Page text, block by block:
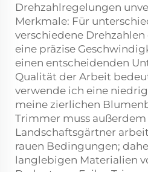
Drehzahlregelungen
Merkmale: Für
verschiedene
eine präzise
einen entscheidenden
Qualität der Arbeit
verwende ich eine
meine zierlichen
Trimmer muss außerdem
Landschaftsgärtner
rauen Bedingungen;
langlebigen Materialien